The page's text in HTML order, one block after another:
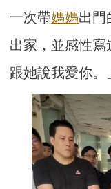
一次帶媽媽出門
出家，並感性
跟她說我愛你。